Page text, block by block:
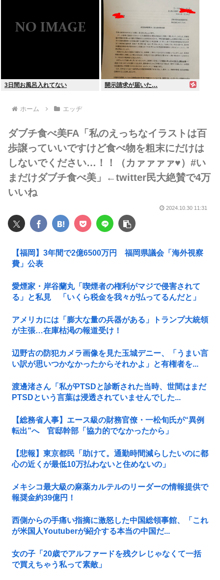
3日間お風呂入れてない 開示請求が届いた…
ホーム エッヂ
ダブチ食べ美FA「私のえっちなイラストは百
歩譲っていいですけど食べ物を粗末にだけは
しないでください…！！（カァァァァ♥）#い
まだけダブチ食べ美」←twitter民大絶賛で4万
いいね
2024.10.30 11:31
【福岡】3年間で2億6500万円 福岡県議会「海外視察
費」公表
愛煙家・岸谷蘭丸「喫煙者の権利がマジで侵害されて
る」と私見 「いくら税金を我々が払ってるんだと」
アメリカには「膨大な量の兵器がある」トランプ大統領
が主張…在庫枯渇の報道受け！
辺野古の防犯カメラ画像を見た玉城デニー、「うまい言
い訳が思いつかなかったからそれかよ」と有権者を...
渡邊渚さん「私がPTSDと診断された当時、世間はまだ
PTSDという言葉は浸透されていませんでした...
【総務省人事】エース級の財務官僚・一松旬氏が“異例
転出”へ 官邸幹部「協力的でなかったから」
【悲報】東京都民「助けて。通勤時間減らしたいのに都
心の近くが最低10万払わないと住めないの」
メキシコ最大級の麻薬カルテルのリーダーの情報提供で
報奨金約39億円！
西側からの手痛い指摘に激怒した中国総領事館、「これ
が米国人Youtuberが紹介する本当の中国だ...
女の子「20歳でアルファードを残クレじゃなくて一括
で買えちゃう私って素敵」